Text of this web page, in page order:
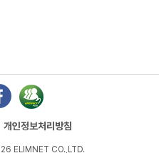
개인정보처리방침
ELIMNET CO.,LTD.